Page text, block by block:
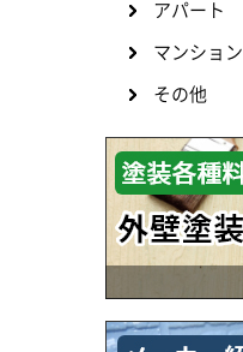
アパート
マンション
その他